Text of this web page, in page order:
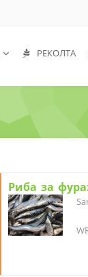
РЕКОЛТА
Риба за